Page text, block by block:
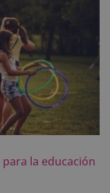
la educación